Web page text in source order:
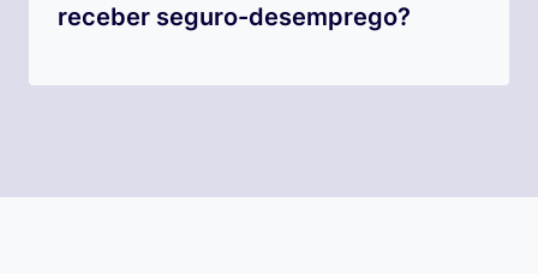
receber seguro-desemprego?